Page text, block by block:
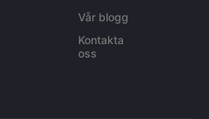
Vår blogg
Kontakta
oss